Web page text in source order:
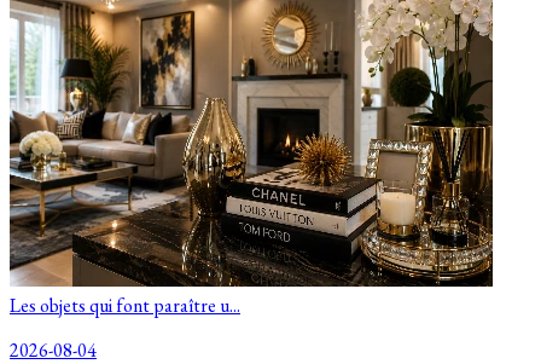
Les objets qui font paraître u...
2026-08-04